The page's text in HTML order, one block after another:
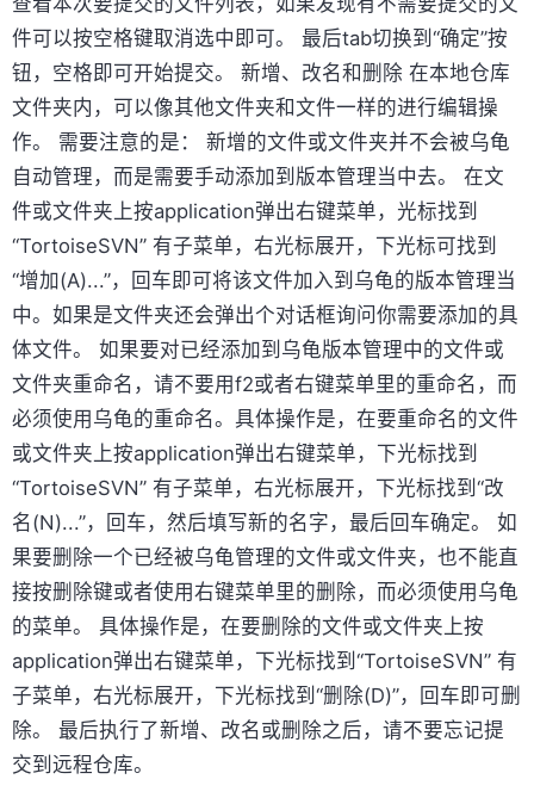
件可以按空格键取消选中即可。 最后tab切换到“确定”按
钮，空格即可开始提交。 新增、改名和删除 在本地仓库
文件夹内，可以像其他文件夹和文件一样的进行编辑操
作。 需要注意的是： 新增的文件或文件夹并不会被乌龟
自动管理，而是需要手动添加到版本管理当中去。 在文
件或文件夹上按application弹出右键菜单，光标找到
“TortoiseSVN” 有子菜单，右光标展开，下光标可找到
“增加(A)...”，回车即可将该文件加入到乌龟的版本管理当
中。如果是文件夹还会弹出个对话框询问你需要添加的具
体文件。 如果要对已经添加到乌龟版本管理中的文件或
文件夹重命名，请不要用f2或者右键菜单里的重命名，而
必须使用乌龟的重命名。具体操作是，在要重命名的文件
或文件夹上按application弹出右键菜单，下光标找到
“TortoiseSVN” 有子菜单，右光标展开，下光标找到“改
名(N)...”，回车，然后填写新的名字，最后回车确定。 如
果要删除一个已经被乌龟管理的文件或文件夹，也不能直
接按删除键或者使用右键菜单里的删除，而必须使用乌龟
的菜单。 具体操作是，在要删除的文件或文件夹上按
application弹出右键菜单，下光标找到“TortoiseSVN” 有
子菜单，右光标展开，下光标找到“删除(D)”，回车即可删
除。 最后执行了新增、改名或删除之后，请不要忘记提
交到远程仓库。